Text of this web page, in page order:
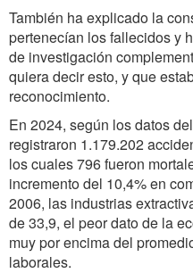
También ha explicado la
pertenecían los fallecidos y
de investigación
quiera decir esto, y que
reconocimiento.
En 2024, según los datos
registraron 1.179.202
los cuales 796 fueron
incremento del 10,4% en
2006, las industrias
de 33,9, el peor dato de la
muy por encima del
laborales.